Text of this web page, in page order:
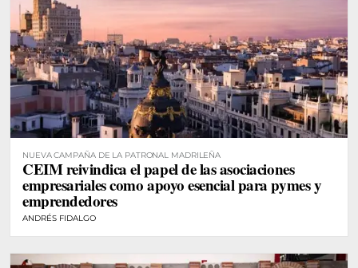
NUEVA CAMPAÑA DE LA PATRONAL MADRILEÑA
CEIM reivindica el papel de las asociaciones
empresariales como apoyo esencial para pymes y
emprendedores
ANDRÉS FIDALGO